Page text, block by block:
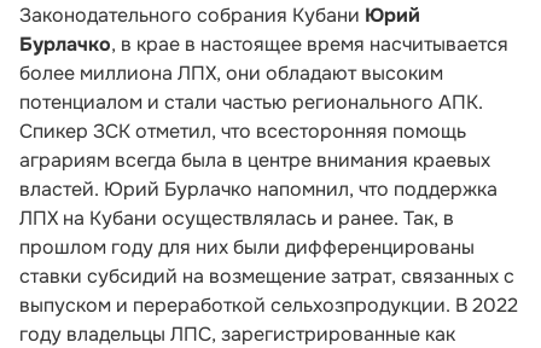
Законодательного собрания Кубани Юрий
Бурлачко, в крае в настоящее время насчитывается
более миллиона ЛПХ, они обладают высоким
потенциалом и стали частью регионального АПК.
Спикер ЗСК отметил, что всесторонняя помощь
аграриям всегда была в центре внимания краевых
властей. Юрий Бурлачко напомнил, что поддержка
ЛПХ на Кубани осуществлялась и ранее. Так, в
прошлом году для них были дифференцированы
ставки субсидий на возмещение затрат, связанных с
выпуском и переработкой сельхозпродукции. В 2022
году владельцы ЛПС, зарегистрированные как